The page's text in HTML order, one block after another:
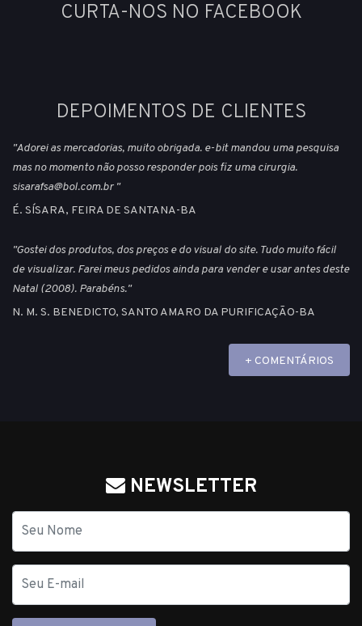
CURTA-NOS NO FACEBOOK
DEPOIMENTOS DE CLIENTES
"Adorei as mercadorias, muito obrigada. e-bit mandou uma pesquisa
mas no momento não posso responder pois fiz uma cirurgia.
sisarafsa@bol.com.br "
É. SÍSARA, FEIRA DE SANTANA-BA
"Gostei dos produtos, dos preços e do visual do site. Tudo muito fácil
de visualizar. Farei meus pedidos ainda para vender e usar antes deste
Natal (2008). Parabéns."
N. M. S. BENEDICTO, SANTO AMARO DA PURIFICAÇÃO-BA
+ COMENTÁRIOS
NEWSLETTER
mail